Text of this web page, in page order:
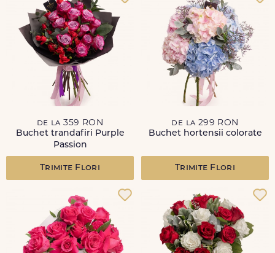
de la 359 RON
Buchet trandafiri Purple
Passion
Trimite Flori
de la 299 RON
Buchet hortensii colorate
Trimite Flori